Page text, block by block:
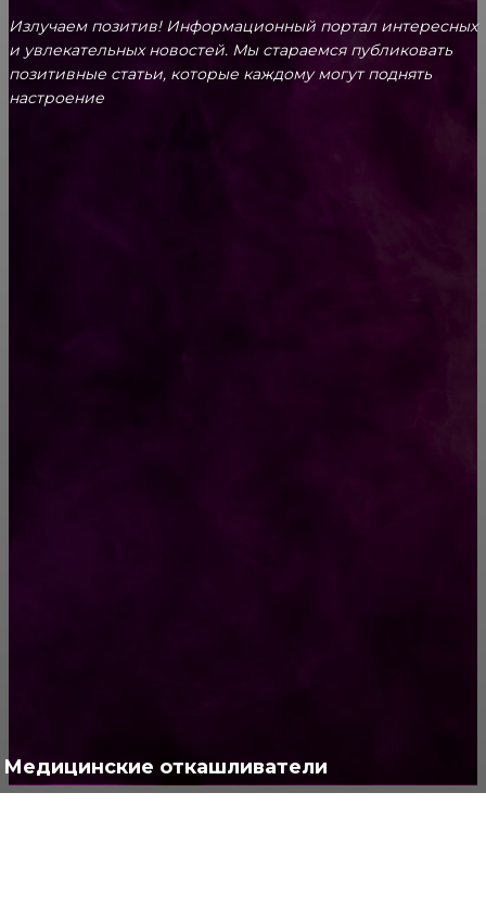
Медицинские откашливатели
Излучаем позитив! Информационный портал интересных
и увлекательных новоcтей. Мы стараемся публиковать
позитивные статьи, которые каждому могут поднять
настроение